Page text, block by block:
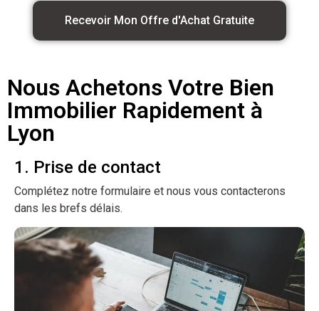
Recevoir Mon Offre d'Achat Gratuite
Nous Achetons Votre Bien
Immobilier Rapidement à
Lyon
1. Prise de contact
Complétez notre formulaire et nous vous contacterons
dans les brefs délais.